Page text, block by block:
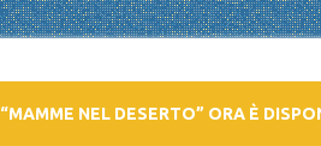
“MAMME NEL DESERTO” ORA È